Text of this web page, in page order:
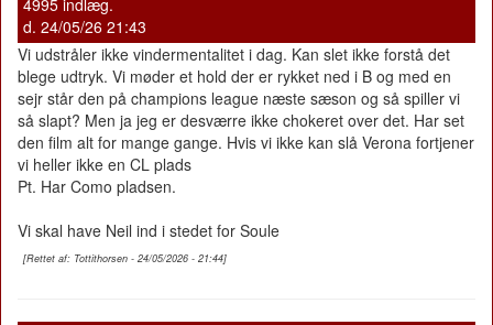
d. 24/05/26 21:43
Vi udstråler ikke vindermentalitet i dag. Kan slet ikke forstå det
blege udtryk. Vi møder et hold der er rykket ned i B og med en
sejr står den på champions league næste sæson og så spiller vi
så slapt? Men ja jeg er desværre ikke chokeret over det. Har set
den film alt for mange gange. Hvis vi ikke kan slå Verona fortjener
vi heller ikke en CL plads
Pt. Har Como pladsen.
Vi skal have Neil ind i stedet for Soule
[Rettet af: Tottithorsen - 24/05/2026 - 21:44]